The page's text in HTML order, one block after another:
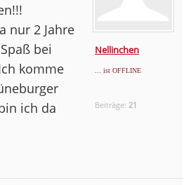
Nellinchen
... ist OFFLINE
Beiträge: 21
nur 2 Jahre
bei
komme
ich da